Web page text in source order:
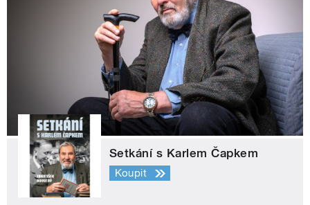
Setkání s Karlem Čapkem
Koupit